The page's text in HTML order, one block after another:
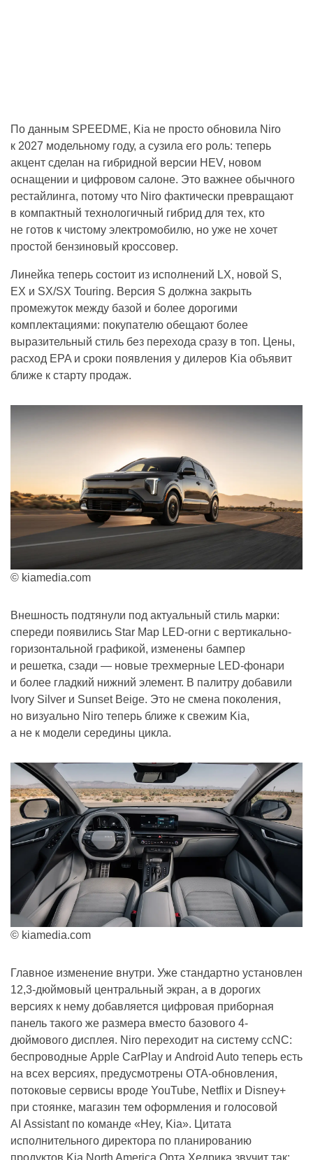
По данным SPEEDME, Kia не просто обновила Niro
к 2027 модельному году, а сузила его роль: теперь
акцент сделан на гибридной версии HEV, новом
оснащении и цифровом салоне. Это важнее обычного
рестайлинга, потому что Niro фактически превращают
в компактный технологичный гибрид для тех, кто
не готов к чистому электромобилю, но уже не хочет
простой бензиновый кроссовер.
Линейка теперь состоит из исполнений LX, новой S,
EX и SX/SX Touring. Версия S должна закрыть
промежуток между базой и более дорогими
комплектациями: покупателю обещают более
выразительный стиль без перехода сразу в топ. Цены,
расход EPA и сроки появления у дилеров Kia объявит
ближе к старту продаж.
© kiamedia.com
Внешность подтянули под актуальный стиль марки:
спереди появились Star Map LED-огни с вертикально-
горизонтальной графикой, изменены бампер
и решетка, сзади — новые трехмерные LED-фонари
и более гладкий нижний элемент. В палитру добавили
Ivory Silver и Sunset Beige. Это не смена поколения,
но визуально Niro теперь ближе к свежим Kia,
а не к модели середины цикла.
© kiamedia.com
Главное изменение внутри. Уже стандартно установлен
12,3-дюймовый центральный экран, а в дорогих
версиях к нему добавляется цифровая приборная
панель такого же размера вместо базового 4-
дюймового дисплея. Niro переходит на систему ccNC:
беспроводные Apple CarPlay и Android Auto теперь есть
на всех версиях, предусмотрены OTA-обновления,
потоковые сервисы вроде YouTube, Netflix и Disney+
при стоянке, магазин тем оформления и голосовой
AI Assistant по команде «Hey, Kia». Цитата
исполнительного директора по планированию
продуктов Kia North America Орта Хедрика звучит так: